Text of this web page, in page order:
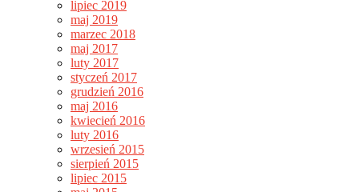
lipiec 2019
maj 2019
marzec 2018
maj 2017
luty 2017
styczeń 2017
grudzień 2016
maj 2016
kwiecień 2016
luty 2016
wrzesień 2015
sierpień 2015
lipiec 2015